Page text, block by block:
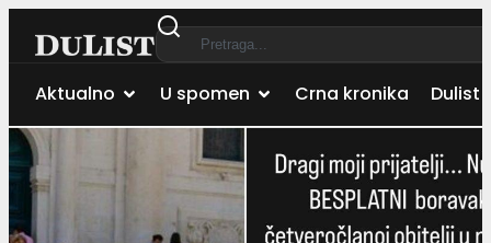
Aktualno U spomen Crna kronika Dulist